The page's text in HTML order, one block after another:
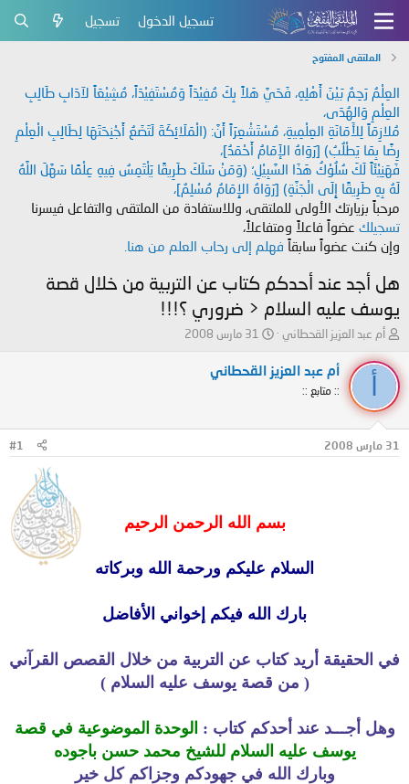
تسجيل الدخول تسجيل
الملتقى المفتوح
العِلْمُ رَحِمٌ بَيْنَ أَهْلِهِ، فَحَيَّ هَلاً بِكَ مُفِيْدَاً وَمُسْتَفِيْدَاً، مُشِيْعَاً لآدَابِ طَالِبِ
العِلْمِ وَالهُدَى،
مُلازِمَاً لِلأَمَانَةِ العِلْمِيةِ، مُسْتَشْعِرَاً أَنَّ: (الْمَلَائِكَةَ لَتَضَعُ أَجْنِحَتَهَا لِطَالِبِ الْعِلْمِ
رِضًا بِمَا يَطْلُبُ) [رَوَاهُ الإَمَامُ أَحْمَدُ]،
فَهَنِيْئَاً لَكَ سُلُوْكُ هَذَا السَّبِيْلِ؛ (وَمَنْ سَلَكَ طَرِيقًا يَلْتَمِسُ فِيهِ عِلْمًا سَهَّلَ اللَّهُ
لَهُ بِهِ طَرِيقًا إِلَى الْجَنَّةِ) [رَوَاهُ الإِمَامُ مُسْلِمٌ]،
مرحباً بزيارتك الأولى للملتقى، وللاستفادة من الملتقى والتفاعل فيسرنا
تسجيلك عضواً فاعلاً ومتفاعلاً،
وإن كنت عضواً سابقاً فهلم إلى رحاب العلم من هنا.
هل أجد عند أحدكم كتاب عن التربية من خلال قصة
يوسف عليه السلام < ضروري ؟!!!
ب
د
ل
م
و
أم عبد العزيز القحطاني
ر
ل
31 مارس 2008
أم عبد العزيز القحطاني
:: متابع ::
31 مارس 2008 #1
بسم الله الرحمن الرحيم
السلام عليكم ورحمة الله وبركاته
بارك الله فيكم إخواني الأفاضل
في الحقيقة أريد كتاب عن التربية من خلال القصص القرآني
( من قصة يوسف عليه السلام )
وهل أجـــد عند أحدكم كتاب : الوحدة الموضوعية في قصة
يوسف عليه السلام للشيخ محمد حسن باجوده
وبارك الله في جهودكم وجزاكم كل خير